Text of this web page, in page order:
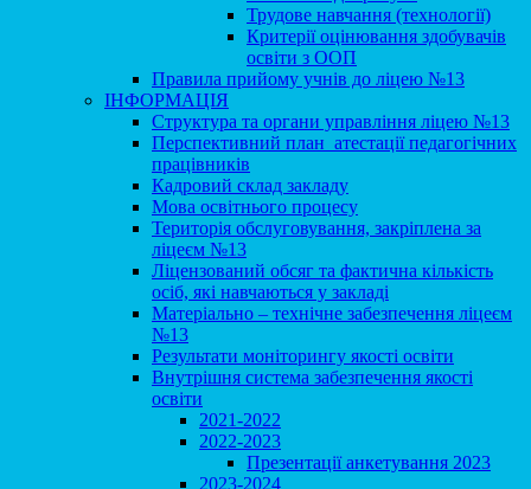
Трудове навчання (технології)
Критерії оцінювання здобувачів
освіти з ООП
Правила прийому учнів до ліцею №13
ІНФОРМАЦІЯ
Структура та органи управління ліцею №13
Перспективний план атестації педагогічних
працівників
Кадровий склад закладу
Мова освітнього процесу
Територія обслуговування, закріплена за
ліцеєм №13
Ліцензований обсяг та фактична кількість
осіб, які навчаються у закладі
Матеріально – технічне забезпечення ліцеєм
№13
Результати моніторингу якості освіти
Внутрішня система забезпечення якості
освіти
2021-2022
2022-2023
Презентації анкетування 2023
2023-2024